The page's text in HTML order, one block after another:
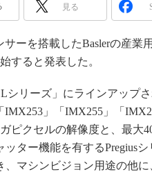
見る
ーを搭載したBaslerの産業
すると発表した。
シリーズ」にラインアップ
IMX253」「IMX255」「
ピクセルの解像度と、最大
ター機能を有するPregiusシ
マシンビジョン用途の他